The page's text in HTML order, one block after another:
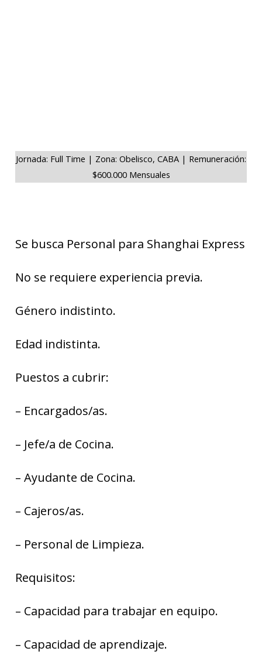
Jornada: Full Time | Zona: Obelisco, CABA | Remuneración:
$600.000 Mensuales
Se busca Personal para Shanghai Express
No se requiere experiencia previa.
Género indistinto.
Edad indistinta.
Puestos a cubrir:
– Encargados/as.
– Jefe/a de Cocina.
– Ayudante de Cocina.
– Cajeros/as.
– Personal de Limpieza.
Requisitos:
– Capacidad para trabajar en equipo.
– Capacidad de aprendizaje.